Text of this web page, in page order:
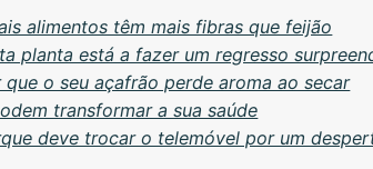
alimentos têm mais fibras que feijão
planta está a fazer um regresso
o seu açafrão perde aroma ao secar
transformar a sua saúde
deve trocar o telemóvel por um